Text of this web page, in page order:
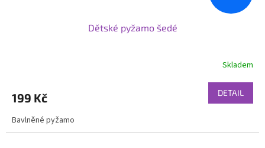
Dětské pyžamo šedé
Skladem
199 Kč DETAIL
Bavlněné pyžamo